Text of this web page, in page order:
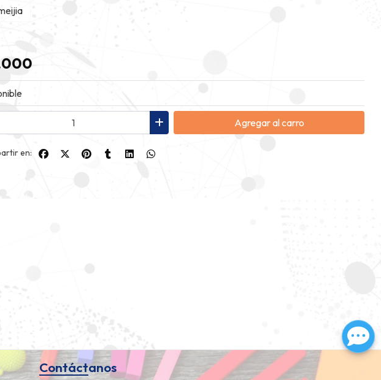
Agregaral carro
en:
Contáctanos